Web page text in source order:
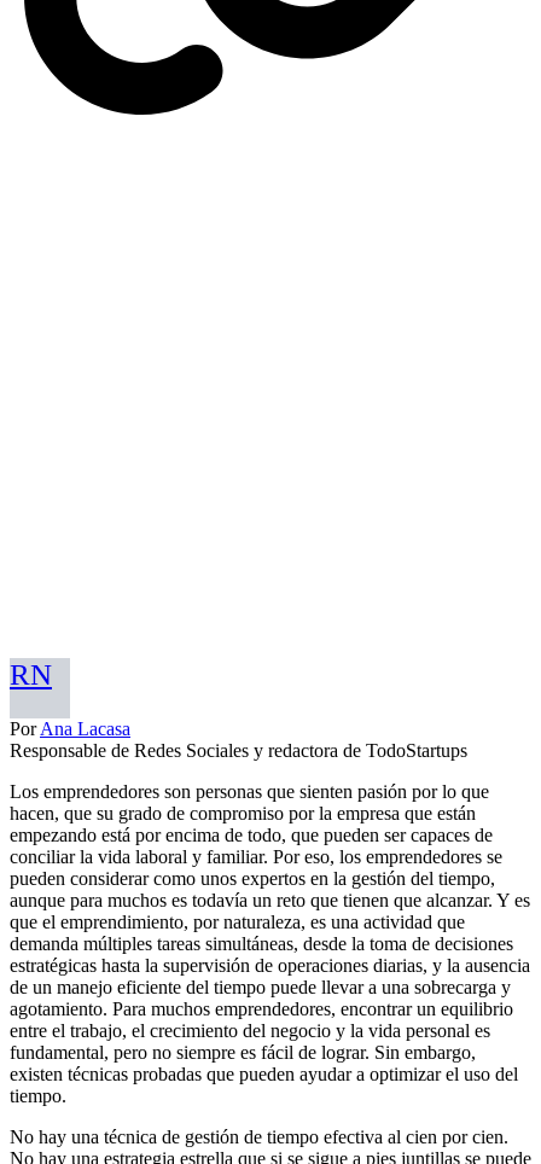
RN
PorAna Lacasa
Responsable de Redes Sociales y redactora de TodoStartups
Los emprendedores son personas que sienten pasión por lo que
hacen, que su grado de compromiso por la empresa que están
empezando está por encima de todo, que pueden ser capaces de
conciliar la vida laboral y familiar. Por eso, los emprendedores se
pueden considerar como unos expertos en la gestión del tiempo,
aunque para muchos es todavía un reto que tienen que alcanzar. Y es
que el emprendimiento, por naturaleza, es una actividad que
demanda múltiples tareas simultáneas, desde la toma de decisiones
estratégicas hasta la supervisión de operaciones diarias, y la ausencia
de un manejo eficiente del tiempo puede llevar a una sobrecarga y
agotamiento. Para muchos emprendedores, encontrar un equilibrio
entre el trabajo, el crecimiento del negocio y la vida personal es
fundamental, pero no siempre es fácil de lograr. Sin embargo,
existen técnicas probadas que pueden ayudar a optimizar el uso del
tiempo.
No hay una técnica de gestión de tiempo efectiva al cien por cien.
No hay una estrategia estrella que si se sigue a pies juntillas se puede